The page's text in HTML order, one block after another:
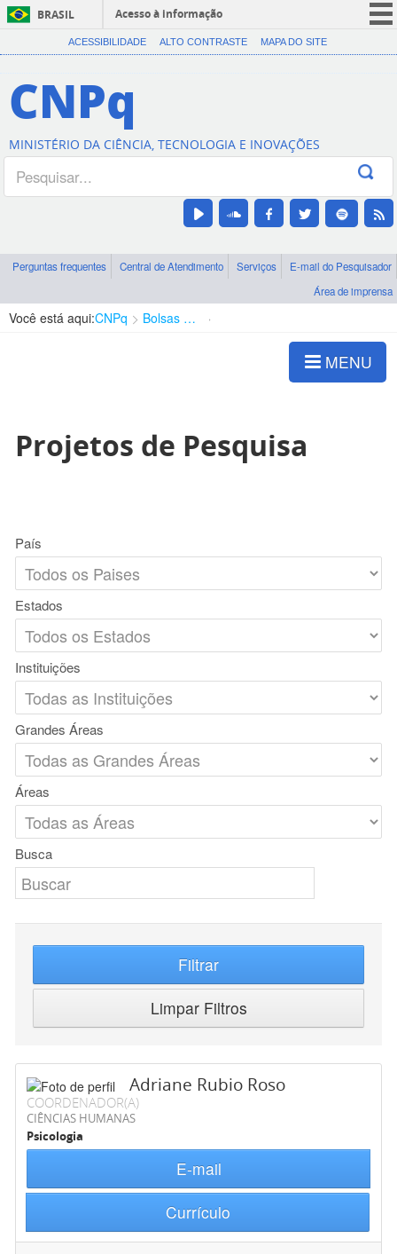
BRASIL
Acesso à informação
CORONAVÍRUS (COVID-19)
Canais
ACESSIBILIDADE ALTO CONTRASTE MAPA DO SITE
CNPq
MINISTÉRIO DA CIÊNCIA, TECNOLOGIA E INOVAÇÕES
Perguntas frequentes Central de Atendimento Serviços
E-mail do Pesquisador
Área de imprensa
Você está aqui:CNPq Bolsas e Auxílios Vigentes
MENU
Projetos de Pesquisa
País
Estados
Instituições
Grandes Áreas
Áreas
Busca
Filtrar
Limpar Filtros
Adriane Rubio Roso
COORDENADOR(A)
CIÊNCIAS HUMANAS
Psicologia
E-mail
Currículo